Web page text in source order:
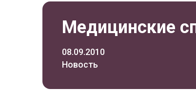
Медицинские
08.09.2010
Новость